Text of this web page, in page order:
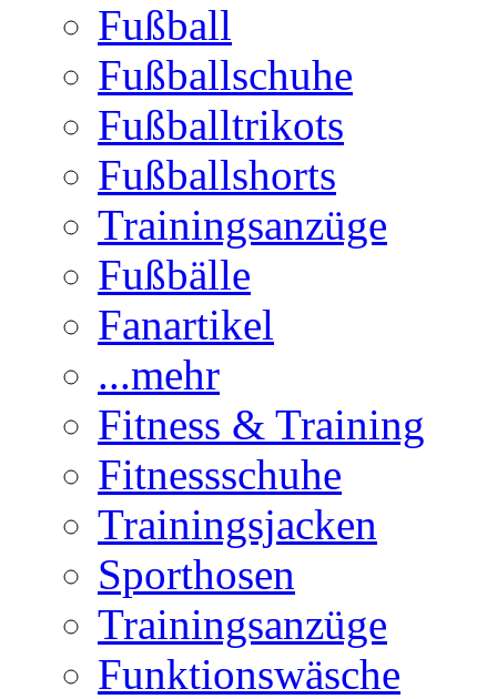
Fußball
Fußballschuhe
Fußballtrikots
Fußballshorts
Trainingsanzüge
Fußbälle
Fanartikel
...mehr
Fitness & Training
Fitnessschuhe
Trainingsjacken
Sporthosen
Trainingsanzüge
Funktionswäsche